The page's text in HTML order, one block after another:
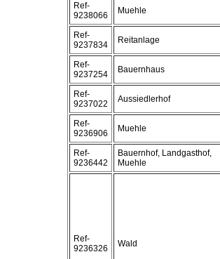
Ref-
9238066
Muehle
Ref-
9237834
Reitanlage
Ref-
9237254
Bauernhaus
Ref-
9237022
Aussiedlerhof
Ref-
9236906
Muehle
Ref-
9236442
Bauernhof, Landgasthof,
Muehle
Ref-
9236326
Wald